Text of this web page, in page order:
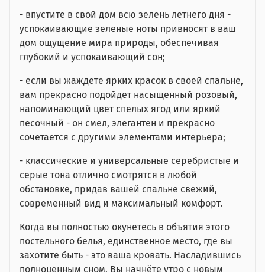
- впустите в свой дом всю зелень летнего дня -
успокаивающие зеленые ноты привносят в ваш
дом ощущение мира природы, обеспечивая
глубокий и успокаивающий сон;
- если вы жаждете ярких красок в своей спальне,
вам прекрасно подойдет насыщенный розовый,
напоминающий цвет спелых ягод или яркий
песочный - он смел, элегантен и прекрасно
сочетается с другими элементами интерьера;
- классические и универсальные серебристые и
серые тона отлично смотрятся в любой
обстановке, придав вашей спальне свежий,
современный вид и максимальный комфорт.
Когда вы полностью окунетесь в объятия этого
постельного белья, единственное место, где вы
захотите быть - это ваша кровать. Насладившись
полноценным сном, Вы начнёте утро с новым